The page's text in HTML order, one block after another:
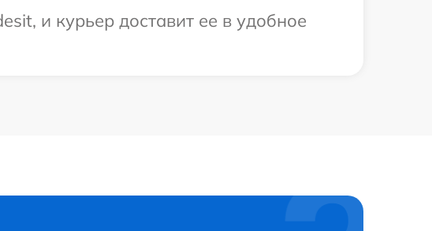
и курьер доставит ее в удобное